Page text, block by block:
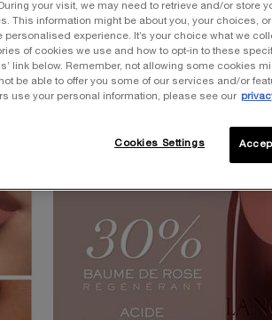
your visit, we may need to retrieve and/or store
This information might be about you, your choices,
personalised experience. It’s your choice what we
of cookies we use and how to opt-in to these
link below. Remember, not allowing some cookies
be able to offer you some of our services and/or
use your personal information, please see our
Cookies Settings